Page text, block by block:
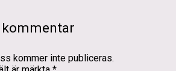
kommer inte publiceras.